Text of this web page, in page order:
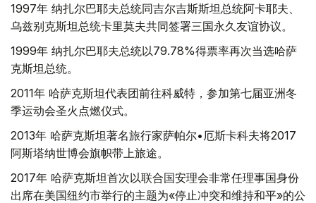
1997年 纳扎尔巴耶夫总统同吉尔吉斯斯坦总统阿卡耶夫、
乌兹别克斯坦总统卡里莫夫共同签署三国永久友谊协议。
1999年 纳扎尔巴耶夫总统以79.78%得票率再次当选哈萨
克斯坦总统。
2011年 哈萨克斯坦代表团前往科威特，参加第七届亚洲冬
季运动会圣火点燃仪式。
2013年 哈萨克斯坦著名旅行家萨帕尔•厄斯卡科夫将2017
阿斯塔纳世博会旗帜带上旅途。
2017年 哈萨克斯坦首次以联合国安理会非常任理事国身份
出席在美国纽约市举行的主题为«停止冲突和维持和平»的公